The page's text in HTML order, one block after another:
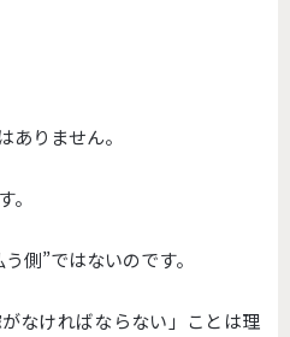
ありません。
。
側”ではないのです。
なければならない」ことは理